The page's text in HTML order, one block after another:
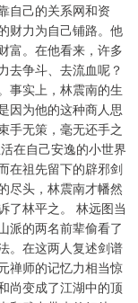
自己的关系网和资
财力为自己铺路。他
富。在他看来，许多
去争斗、去流血呢？
事实上，林震南的生
因为他的这种商人思
手无策，毫无还手之
在自己安逸的小世界
在祖先留下的辟邪剑
尽头，林震南才幡然
了林平之。 林远图当
派的两名前辈偷看了
。在这两人复述剑谱
禅师的记忆力相当惊
尚变成了江湖中的顶